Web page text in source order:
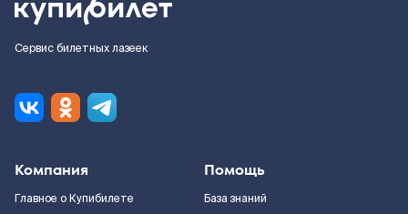
Сервис билетных лазеек
Компания
Главное о Купибилете
Помощь
База знаний